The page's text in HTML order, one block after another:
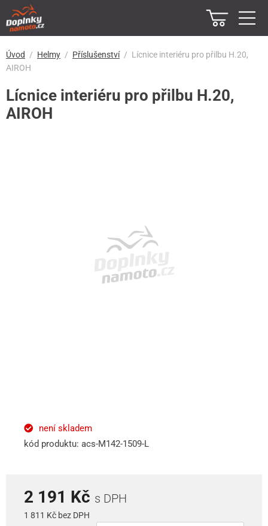
Úvod Helmy Příslušenství
Lícnice interiéru pro přilbu H.20,
AIROH
Lícnice interiéru pro přilbu H.20,
AIROH
není skladem
kód produktu: acs-M142-1509-L
2 191 Kč s DPH
1 811 Kč bez DPH